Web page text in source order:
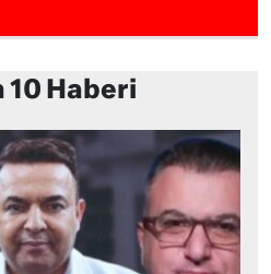
10 Haberi